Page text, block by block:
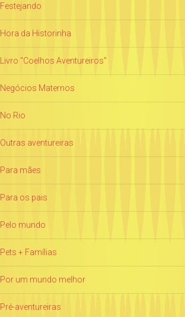
Festejando
Hora da Historinha
Livro "Coelhos Aventureiros"
Negócios Maternos
No Rio
Outras aventureiras
Para mães
Para os pais
Pelo mundo
Pets + Famílias
Por um mundo melhor
Pré-aventureiras